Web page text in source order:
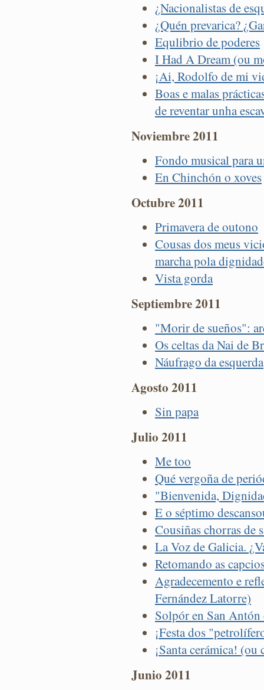
¿Nacionalistas de
¿Quén prevarica?
Equlibrio de poderes
I Had A Dream (ou
¡Ai, Rodolfo de mi
Boas e malas
de reventar unha
Noviembre 2011
Fondo musical para
En Chinchón o xoves
Octubre 2011
Primavera de outono
Cousas dos meus
marcha pola
Vista gorda
Septiembre 2011
"Morir de sueños":
Os celtas da Nai de
Náufrago da esquerda
Agosto 2011
Sin papa
Julio 2011
Me too
Qué vergoña de
"Bienvenida,
E o séptimo
Cousiñas chorras de
La Voz de Galicia.
Retomando as
Agradecemento e
Fernández Latorre)
Solpór en San Antón
¡Festa dos
¡Santa cerámica! (ou
Junio 2011